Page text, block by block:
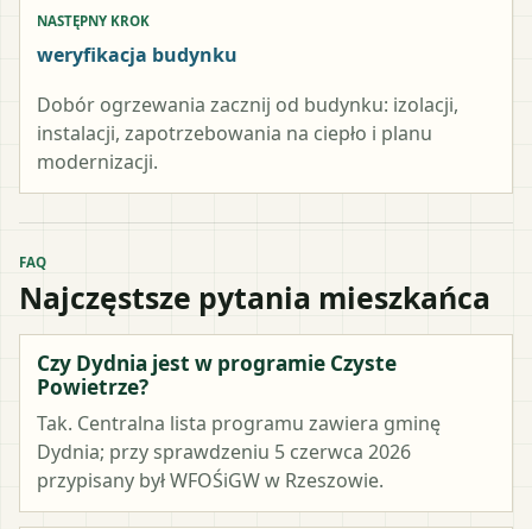
NASTĘPNY KROK
weryfikacja budynku
Dobór ogrzewania zacznij od budynku: izolacji,
instalacji, zapotrzebowania na ciepło i planu
modernizacji.
FAQ
Najczęstsze pytania mieszkańca
Czy Dydnia jest w programie Czyste
Powietrze?
Tak. Centralna lista programu zawiera gminę
Dydnia; przy sprawdzeniu 5 czerwca 2026
przypisany był WFOŚiGW w Rzeszowie.